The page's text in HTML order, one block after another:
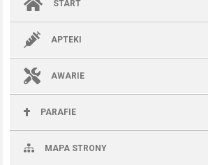
START
APTEKI
AWARIE
PARAFIE
MAPA STRONY